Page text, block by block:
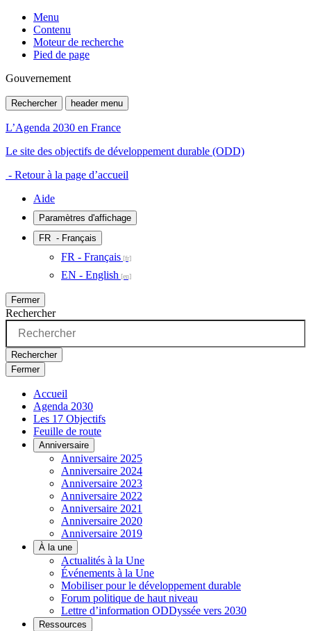
Menu
Contenu
Moteur de recherche
Pied de page
Gouvernement
Rechercher header menu
L’Agenda 2030 en France
Le site des objectifs de développement durable (ODD)
- Retour à la page d’accueil
Aide
Paramètres d'affichage
FR - Français
FR - Français
EN - English
Fermer
Rechercher
Rechercher
Fermer
Accueil
Agenda 2030
Les 17 Objectifs
Feuille de route
Anniversaire
Anniversaire 2025
Anniversaire 2024
Anniversaire 2023
Anniversaire 2022
Anniversaire 2021
Anniversaire 2020
Anniversaire 2019
À la une
Actualités à la Une
Événements à la Une
Mobiliser pour le développement durable
Forum politique de haut niveau
Lettre d’information ODDyssée vers 2030
Ressources